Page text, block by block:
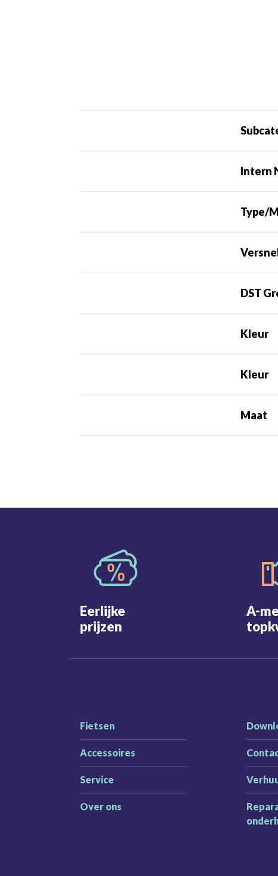
Intern
Type/
DST
Kleur
Kleur
Maat
Eerlijke
prijzen
A-
Fietsen
Accessoires
Service
Over ons